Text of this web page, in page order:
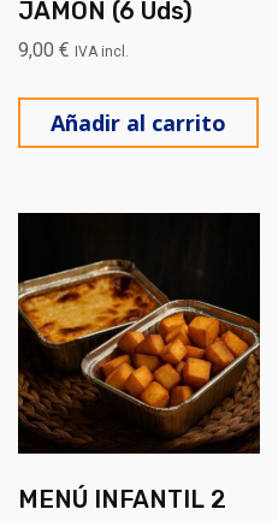
JAMON (6 Uds)
9,00 € IVA incl.
Añadir al carrito
MENÚ INFANTIL 2